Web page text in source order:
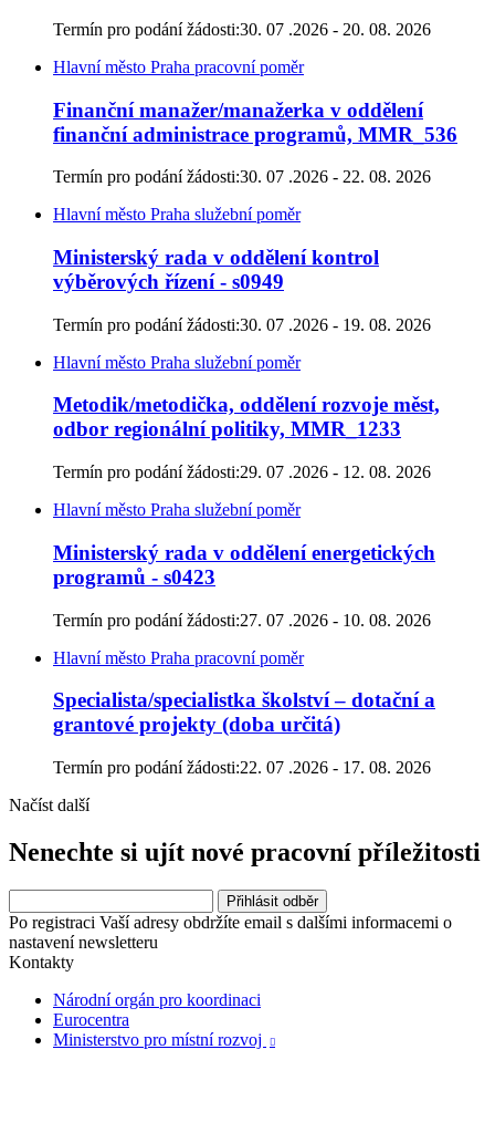
Termín pro podání žádosti:30. 07 .2026 - 20. 08. 2026
Hlavní město Praha pracovní poměr
Finanční manažer/manažerka v oddělení
finanční administrace programů, MMR_536
Termín pro podání žádosti:30. 07 .2026 - 22. 08. 2026
Hlavní město Praha služební poměr
Ministerský rada v oddělení kontrol
výběrových řízení - s0949
Termín pro podání žádosti:30. 07 .2026 - 19. 08. 2026
Hlavní město Praha služební poměr
Metodik/metodička, oddělení rozvoje měst,
odbor regionální politiky, MMR_1233
Termín pro podání žádosti:29. 07 .2026 - 12. 08. 2026
Hlavní město Praha služební poměr
Ministerský rada v oddělení energetických
programů - s0423
Termín pro podání žádosti:27. 07 .2026 - 10. 08. 2026
Hlavní město Praha pracovní poměr
Specialista/specialistka školství – dotační a
grantové projekty (doba určitá)
Termín pro podání žádosti:22. 07 .2026 - 17. 08. 2026
Načíst další
Nenechte si ujít nové pracovní příležitosti
Po registraci Vaší adresy obdržíte email s dalšími informacemi o
nastavení newsletteru
Kontakty
Národní orgán pro koordinaci
Eurocentra
Ministerstvo pro místní rozvoj
